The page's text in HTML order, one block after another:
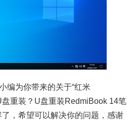
为你带来的关于“红米
重装？U盘重装RedmiBook 14笔
，希望可以解决你的问题，感谢